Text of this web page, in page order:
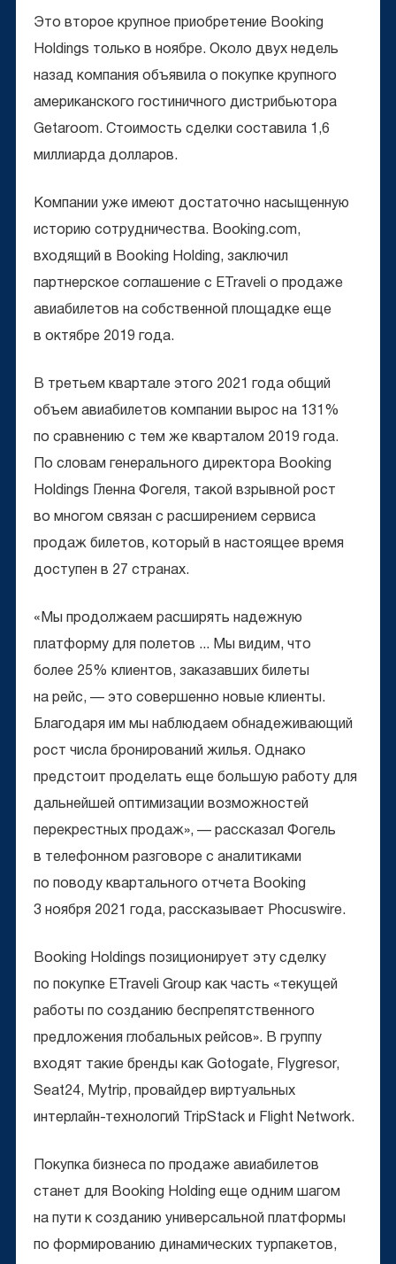
Это второе крупное приобретение Booking
Holdings только в ноябре. Около двух недель
назад компания объявила о покупке крупного
американского гостиничного дистрибьютора
Getaroom. Стоимость сделки составила 1,6
миллиарда долларов.
Компании уже имеют достаточно насыщенную
историю сотрудничества. Booking.com,
входящий в Booking Holding, заключил
партнерское соглашение с ETraveli о продаже
авиабилетов на собственной площадке еще
в октябре 2019 года.
В третьем квартале этого 2021 года общий
объем авиабилетов компании вырос на 131%
по сравнению с тем же кварталом 2019 года.
По словам генерального директора Booking
Holdings Гленна Фогеля, такой взрывной рост
во многом связан с расширением сервиса
продаж билетов, который в настоящее время
доступен в 27 странах.
«Мы продолжаем расширять надежную
платформу для полетов ... Мы видим, что
более 25% клиентов, заказавших билеты
на рейс, — это совершенно новые клиенты.
Благодаря им мы наблюдаем обнадеживающий
рост числа бронирований жилья. Однако
предстоит проделать еще большую работу для
дальнейшей оптимизации возможностей
перекрестных продаж», — рассказал Фогель
в телефонном разговоре с аналитиками
по поводу квартального отчета Booking
3 ноября 2021 года, рассказывает Phocuswire.
Booking Holdings позиционирует эту сделку
по покупке ETraveli Group как часть «текущей
работы по созданию беспрепятственного
предложения глобальных рейсов». В группу
входят такие бренды как Gotogate, Flygresor,
Seat24, Mytrip, провайдер виртуальных
интерлайн-технологий TripStack и Flight Network.
Покупка бизнеса по продаже авиабилетов
станет для Booking Holding еще одним шагом
на пути к созданию универсальной платформы
по формированию динамических турпакетов,